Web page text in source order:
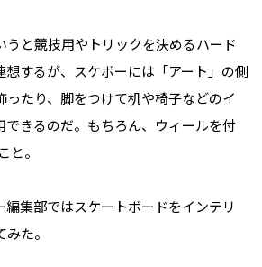
と競技用やトリックを決めるハード
想するが、スケボーには「アート」の側
たり、脚をつけて机や椅子などのイ
できるのだ。もちろん、ウィールを付
と。
集部ではスケートボードをインテリ
た。